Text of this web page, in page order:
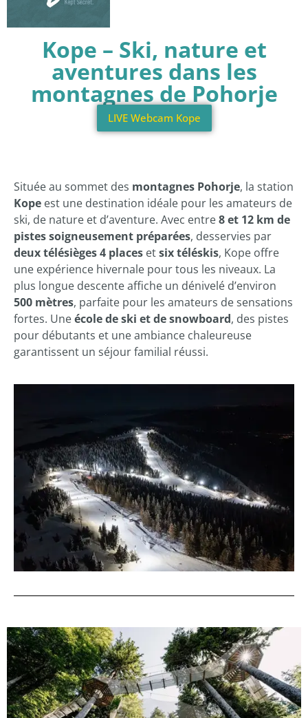
Kope – Ski, nature et
aventures dans les
montagnes de Pohorje
LIVE Webcam Kope
Située au sommet des montagnes Pohorje, la station
Kope est une destination idéale pour les amateurs de
ski, de nature et d’aventure. Avec entre8 et 12 km de
pistes soigneusement préparées, desservies par
deux télésièges 4 places etsix téléskis, Kope offre
une expérience hivernale pour tous les niveaux. La
plus longue descente affiche un dénivelé d’environ
500 mètres, parfaite pour les amateurs de sensations
fortes. Uneécole de ski et de snowboard, des pistes
pour débutants et une ambiance chaleureuse
garantissent un séjour familial réussi.